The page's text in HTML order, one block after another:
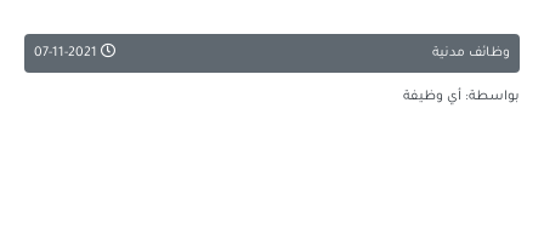
وظائف مدنية
بواسطة: أي وظيفة